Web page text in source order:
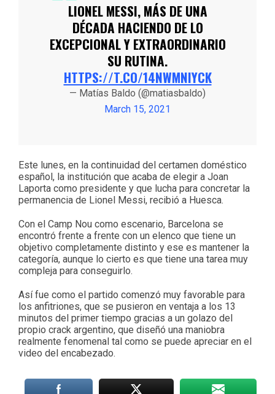
LIONEL MESSI, MÁS DE UNA
DÉCADA HACIENDO DE LO
EXCEPCIONAL Y EXTRAORDINARIO
SU RUTINA.
HTTPS://T.CO/14NWMNIYCK
— Matías Baldo (@matiasbaldo)
March 15, 2021
Este lunes, en la continuidad del certamen doméstico
español, la institución que acaba de elegir a Joan
Laporta como presidente y que lucha para concretar la
permanencia de Lionel Messi, recibió a Huesca.
Con el Camp Nou como escenario, Barcelona se
encontró frente a frente con un elenco que tiene un
objetivo completamente distinto y ese es mantener la
categoría, aunque lo cierto es que tiene una tarea muy
compleja para conseguirlo.
Así fue como el partido comenzó muy favorable para
los anfitriones, que se pusieron en ventaja a los 13
minutos del primer tiempo gracias a un golazo del
propio crack argentino, que diseñó una maniobra
realmente fenomenal tal como se puede apreciar en el
video del encabezado.